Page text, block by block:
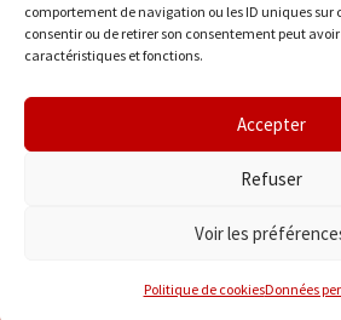
comportement de navigation ou les ID uniques sur
consentir ou de retirer son consentement peut
caractéristiques et fonctions.
Accepter
Refuser
Voir les
Politique de cookiesDonnées
Les Hérolles
La Trimouille
Thollet
© 2026 Entre Poitou et Brenne